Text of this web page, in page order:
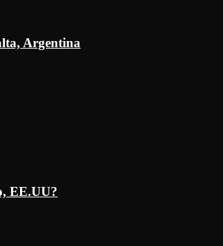
Argentina
EE.UU?